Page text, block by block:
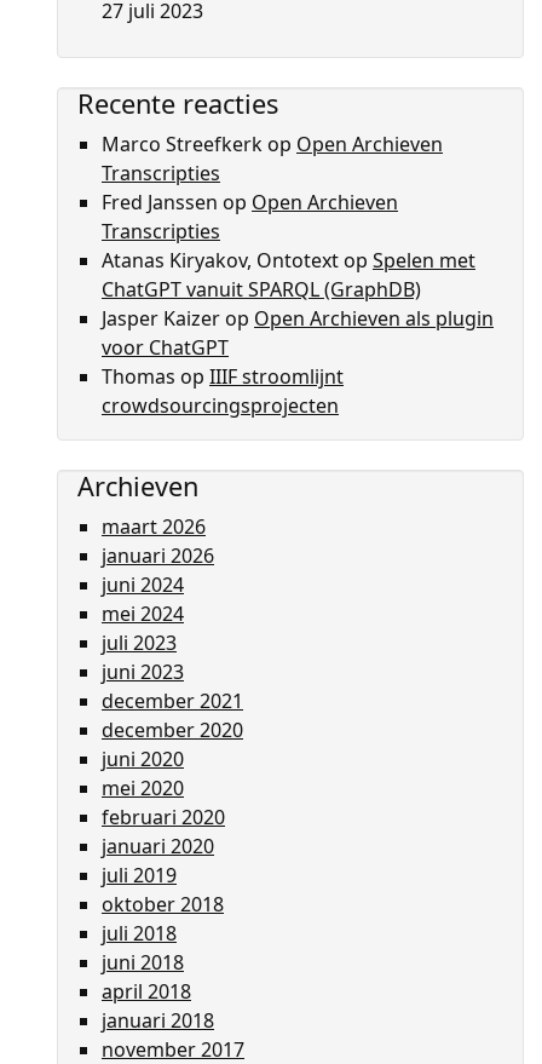
27 juli 2023
Recente reacties
Marco Streefkerkop Open Archieven
Transcripties
Fred Janssen op Open Archieven
Transcripties
Atanas Kiryakov, Ontotextop Spelen met
ChatGPT vanuit SPARQL (GraphDB)
Jasper Kaizerop Open Archieven als plugin
voor ChatGPT
Thomas op IIIF stroomlijnt
crowdsourcingsprojecten
Archieven
maart 2026
januari 2026
juni 2024
mei 2024
juli 2023
juni 2023
december 2021
december 2020
juni 2020
mei 2020
februari 2020
januari 2020
juli 2019
oktober 2018
juli 2018
juni 2018
april 2018
januari 2018
november 2017